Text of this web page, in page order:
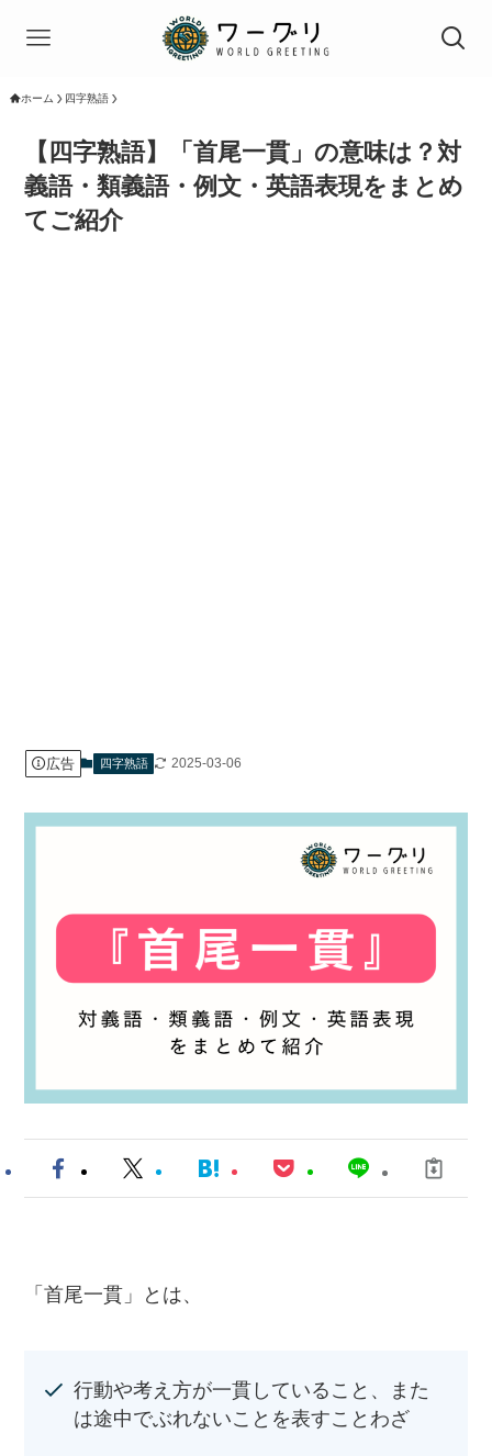
ホーム 四字熟語
【四字熟語】「首尾一貫」の意味は？対
義語・類義語・例文・英語表現をまとめ
てご紹介
広告 四字熟語 2025-03-06
「首尾一貫」とは、
行動や考え方が一貫していること、また
は途中でぶれないことを表すことわざ